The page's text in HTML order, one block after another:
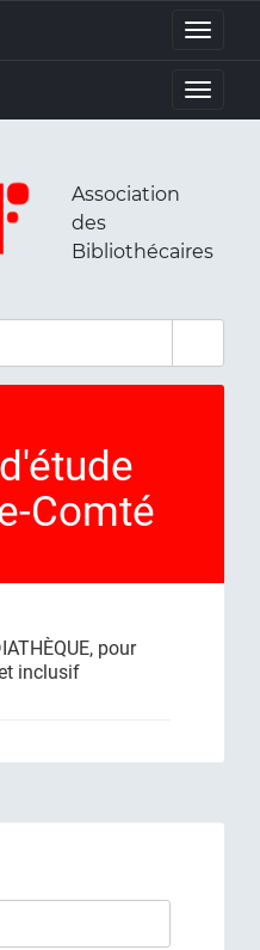
Toggle
Toggle
Association
des
Bibliothécaires
Comté
pour
inclusif